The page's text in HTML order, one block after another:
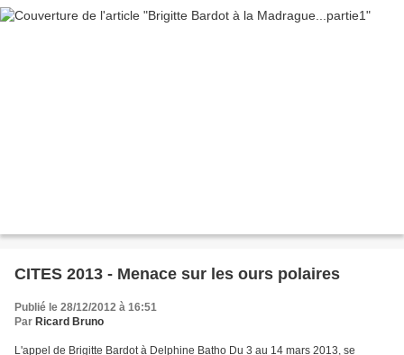
CITES 2013 - Menace sur les ours polaires
Publié le 28/12/2012 à 16:51
Par Ricard Bruno
L'appel de Brigitte Bardot à Delphine Batho Du 3 au 14 mars 2013, se